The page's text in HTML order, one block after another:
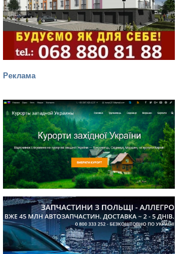
Реклама